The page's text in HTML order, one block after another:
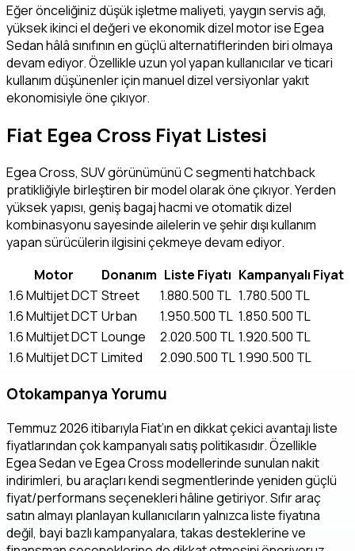
Eğer önceliğiniz düşük işletme maliyeti, yaygın servis ağı,
yüksek ikinci el değeri ve ekonomik dizel motor ise Egea
Sedan hâlâ sınıfının en güçlü alternatiflerinden biri olmaya
devam ediyor. Özellikle uzun yol yapan kullanıcılar ve ticari
kullanım düşünenler için manuel dizel versiyonlar yakıt
ekonomisiyle öne çıkıyor.
Fiat Egea Cross Fiyat Listesi
Egea Cross, SUV görünümünü C segmenti hatchback
pratikliğiyle birleştiren bir model olarak öne çıkıyor. Yerden
yüksek yapısı, geniş bagaj hacmi ve otomatik dizel
kombinasyonu sayesinde ailelerin ve şehir dışı kullanım
yapan sürücülerin ilgisini çekmeye devam ediyor.
Motor
Donanım Liste Fiyatı Kampanyalı Fiyat
1.6 Multijet DCT Street 1.880.500 TL 1.780.500 TL
1.6 Multijet DCT Urban 1.950.500 TL 1.850.500 TL
1.6 Multijet DCT Lounge 2.020.500 TL 1.920.500 TL
1.6 Multijet DCT Limited 2.090.500 TL1.990.500 TL
Otokampanya Yorumu
Temmuz 2026 itibarıyla Fiat’ın en dikkat çekici avantajı liste
fiyatlarından çok kampanyalı satış politikasıdır. Özellikle
Egea Sedan ve Egea Cross modellerinde sunulan nakit
indirimleri, bu araçları kendi segmentlerinde yeniden güçlü
fiyat/performans seçenekleri hâline getiriyor. Sıfır araç
satın almayı planlayan kullanıcıların yalnızca liste fiyatına
değil, bayi bazlı kampanyalara, takas desteklerine ve